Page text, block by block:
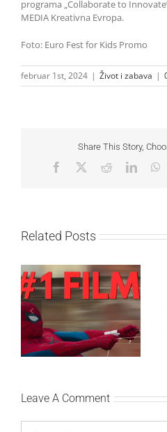
programa „Collaborate to
MEDIA Kreativna Evropa.
Foto: Euro Fest for Kids Promo
februar 1st, 2024 | Život i zabava |
Share This Story,
Facebook Reddit
Related Posts
Najuspešnije otvaranje
studijskog filma u Srbiji:
Spajdermen: Novi dan
oborio rekord već prvog
vikenda
Leave A Comment